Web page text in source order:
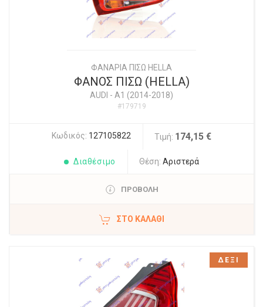
ΦΑΝΑΡΙΑ ΠΙΣΩ HELLA
ΦΑΝΟΣ ΠΙΣΩ (HELLA)
AUDI - A1 (2014-2018)
#179719
Κωδικός: 127105822 Τιμή: 174,15 €
Διαθέσιμο Θέση: Αριστερά
ΠΡΟΒΟΛΗ
ΣΤΟ ΚΑΛΆΘΙ
ΔΕΞΙ